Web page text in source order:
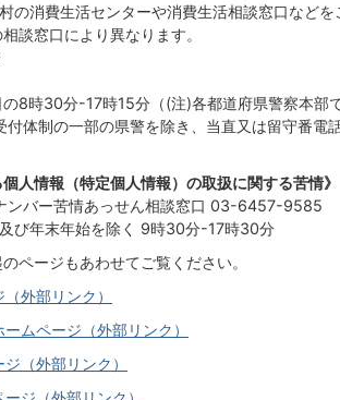
の消費生活センターや消費生活相談窓口など
談窓口により異なります。
8時30分-17時15分（(注)各都道府県警察本部
体制の一部の県警を除き、当直又は留守番電話
人情報（特定個人情報）の取扱に関する苦情》
ンバー苦情あっせん相談窓口 03-6457-9585
び年末年始を除く 9時30分-17時30分
ページもあわせてご覧ください。
外部リンク）
ムページ（外部リンク）
（外部リンク）